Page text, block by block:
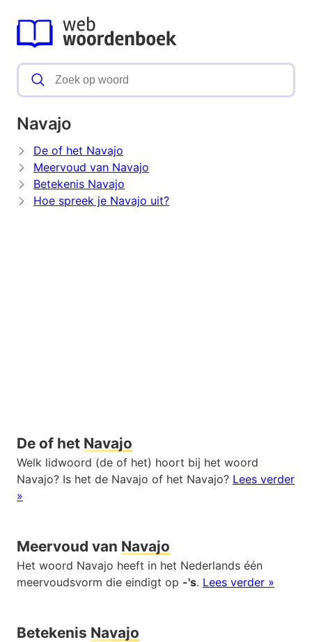
Navajo
De of het Navajo
Meervoud van Navajo
Betekenis Navajo
Hoe spreek je Navajo uit?
De of het Navajo
Welk lidwoord (de of het) hoort bij het woord
Navajo? Is het de Navajo of het Navajo? Lees verder
»
Meervoud van Navajo
Het woord Navajo heeft in het Nederlands één
meervoudsvorm die eindigt op -'s. Lees verder »
Betekenis Navajo